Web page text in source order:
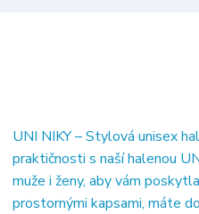
UNI NIKY – Stylová unisex
praktičnosti s naší halenou
muže i ženy, aby vám
prostornými kapsami, máte